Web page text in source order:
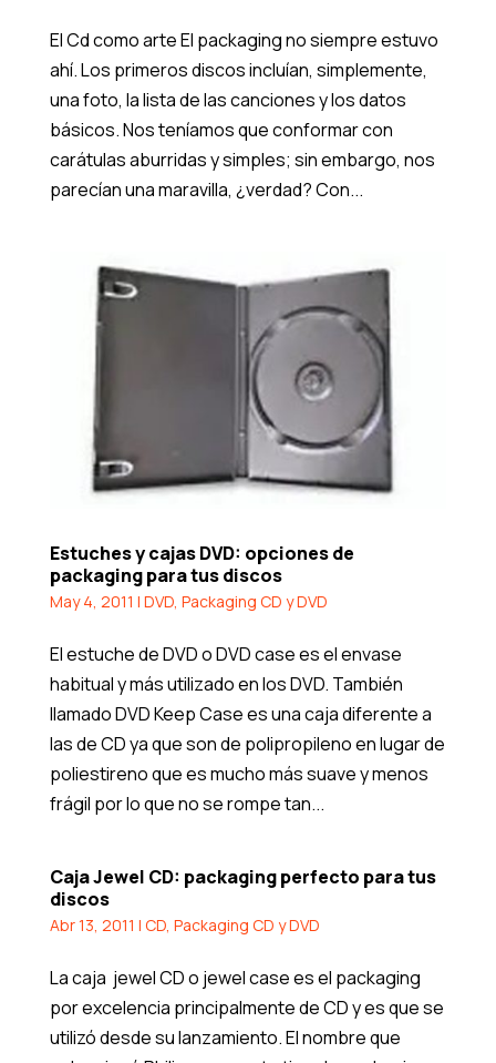
El Cd como arte El packaging no siempre estuvo
ahí. Los primeros discos incluían, simplemente,
una foto, la lista de las canciones y los datos
básicos. Nos teníamos que conformar con
carátulas aburridas y simples; sin embargo, nos
parecían una maravilla, ¿verdad? Con...
Estuches y cajas DVD: opciones de
packaging para tus discos
May 4, 2011 | DVD, Packaging CD y DVD
El estuche de DVD o DVD case es el envase
habitual y más utilizado en los DVD. También
llamado DVD Keep Case es una caja diferente a
las de CD ya que son de polipropileno en lugar de
poliestireno que es mucho más suave y menos
frágil por lo que no se rompe tan...
Caja Jewel CD: packaging perfecto para tus
discos
Abr 13, 2011 | CD, Packaging CD y DVD
La caja jewel CD o jewel case es el packaging
por excelencia principalmente de CD y es que se
utilizó desde su lanzamiento. El nombre que